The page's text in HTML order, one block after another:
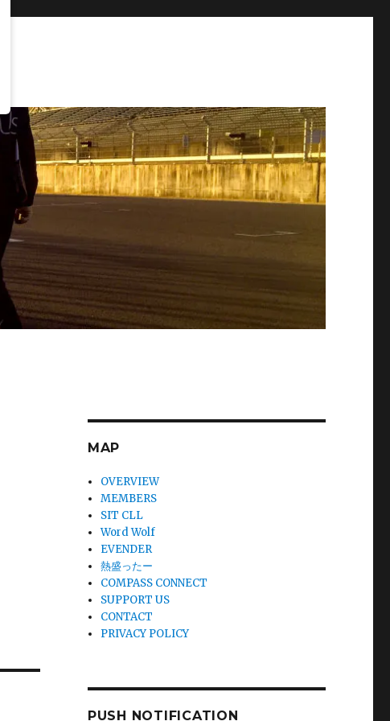
MAP
OVERVIEW
MEMBERS
SIT CLL
Word Wolf
EVENDER
熱盛ったー
COMPASS CONNECT
SUPPORT US
CONTACT
PRIVACY POLICY
PUSH NOTIFICATION